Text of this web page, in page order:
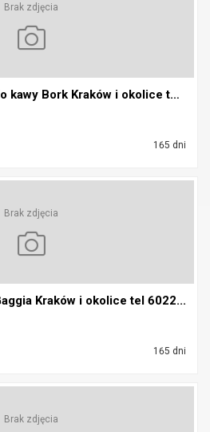
Brak zdjęcia
Naprawa ekspresów do kawy Bork Kraków i okolice te...
165 dni
Brak zdjęcia
Kraków i okolice tel 6022...
165 dni
Brak zdjęcia